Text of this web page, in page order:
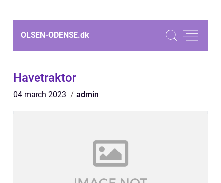
OLSEN-ODENSE.dk
Havetraktor
04 march 2023 admin